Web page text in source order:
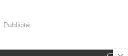
Publicité